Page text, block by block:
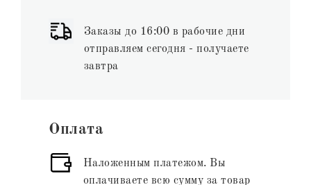
Заказы до 16:00 в рабочие дни
отправляем сегодня - получаете
завтра
Оплата
Наложенным платежом. Вы
оплачиваете всю сумму за товар